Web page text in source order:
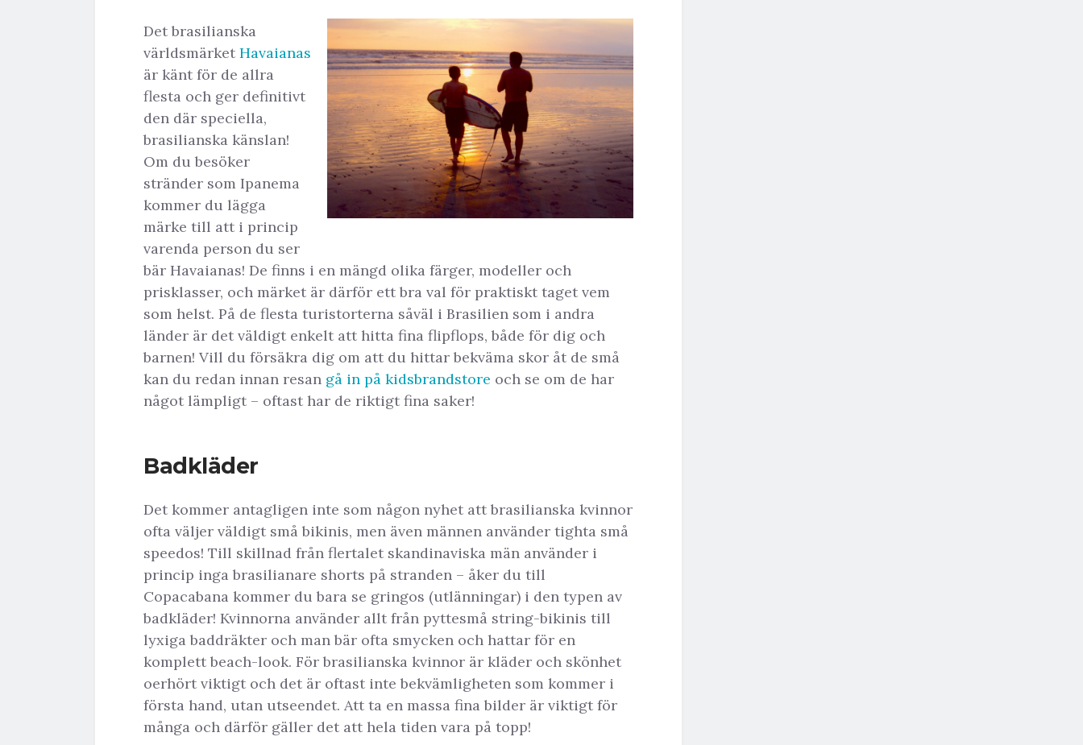
Det brasilianska
världsmärket Havaianas
är känt för de allra
flesta och ger definitivt
den där speciella,
brasilianska känslan!
Om du besöker
stränder som Ipanema
kommer du lägga
märke till att i princip
varenda person du ser
bär Havaianas! De finns i en mängd olika färger, modeller och
prisklasser, och märket är därför ett bra val för praktiskt taget vem
som helst. På de flesta turistorterna såväl i Brasilien som i andra
länder är det väldigt enkelt att hitta fina flipflops, både för dig och
barnen! Vill du försäkra dig om att du hittar bekväma skor åt de små
kan du redan innan resan gå in på kidsbrandstore och se om de har
något lämpligt – oftast har de riktigt fina saker!
Badkläder
Det kommer antagligen inte som någon nyhet att brasilianska kvinnor
ofta väljer väldigt små bikinis, men även männen använder tighta små
speedos! Till skillnad från flertalet skandinaviska män använder i
princip inga brasilianare shorts på stranden – åker du till
Copacabana kommer du bara se gringos (utlänningar) i den typen av
badkläder! Kvinnorna använder allt från pyttesmå string-bikinis till
lyxiga baddräkter och man bär ofta smycken och hattar för en
komplett beach-look. För brasilianska kvinnor är kläder och skönhet
oerhört viktigt och det är oftast inte bekvämligheten som kommer i
första hand, utan utseendet. Att ta en massa fina bilder är viktigt för
många och därför gäller det att hela tiden vara på topp!